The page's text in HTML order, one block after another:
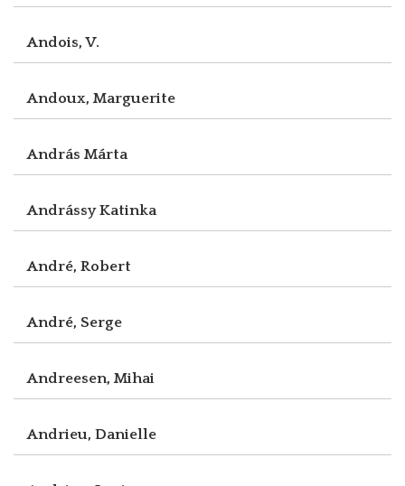
Andois, V.
Andoux, Marguerite
András Márta
Andrássy Katinka
André, Robert
André, Serge
Andreesen, Mihai
Andrieu, Danielle